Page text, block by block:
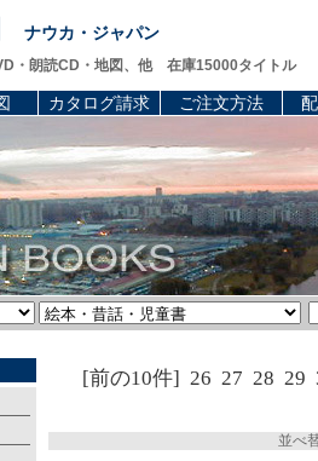
ナウカ・ジャパン
・朗読CD・地図、他 在庫15000タイトル
カタログ請求 ご注文方法
[前の10件] 26 27 28 29
並べ